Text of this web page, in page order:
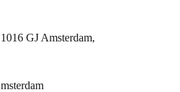
GJ Amsterdam,